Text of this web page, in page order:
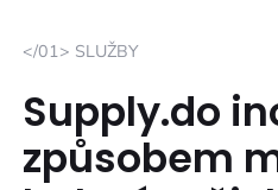
</01> SLUŽBY
Supply.do
způsobem